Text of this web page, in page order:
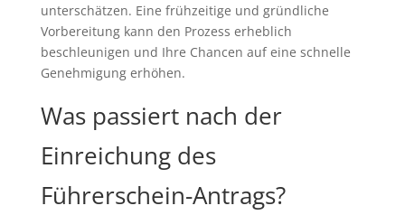
unterschätzen. Eine frühzeitige und gründliche
Vorbereitung kann den Prozess erheblich
beschleunigen und Ihre Chancen auf eine schnelle
Genehmigung erhöhen.
Was passiert nach der
Einreichung des
Führerschein-Antrags?